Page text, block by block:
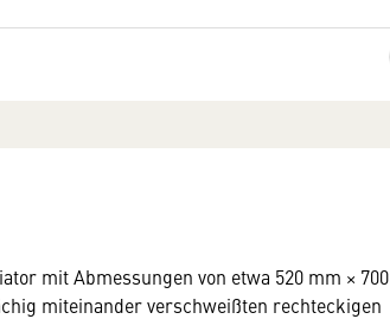
mit Abmessungen von etwa 520 mm × 700
miteinander verschweißten rechteckigen